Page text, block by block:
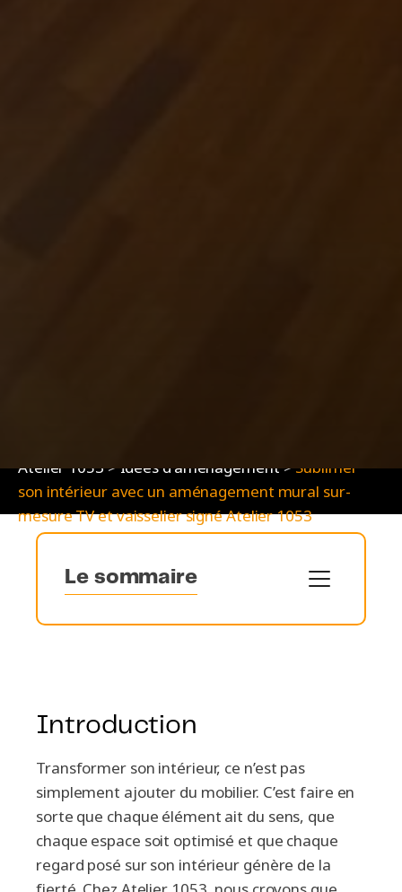
Atelier 1053>Idées d'aménagement>Sublimer
son intérieur avec un aménagement mural sur-
mesure TV et vaisselier signé Atelier 1053
Introduction
Transformer son intérieur, ce n’est pas
simplement ajouter du mobilier. C’est faire en
sorte que chaque élément ait du sens, que
chaque espace soit optimisé et que chaque
regard posé sur son intérieur génère de la
Le sommaire
Pourquoi choisir l'agencement sur-mesure
Conclusion